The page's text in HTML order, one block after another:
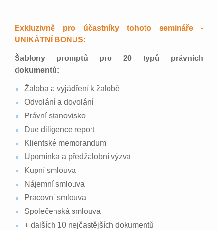
Exkluzivně pro účastníky tohoto semináře -
UNIKÁTNÍ BONUS:
Šablony promptů pro 20 typů právních
dokumentů:
Žaloba a vyjádření k žalobě
Odvolání a dovolání
Právní stanovisko
Due diligence report
Klientské memorandum
Upomínka a předžalobní výzva
Kupní smlouva
Nájemní smlouva
Pracovní smlouva
Společenská smlouva
+ dalších 10 nejčastějších dokumentů